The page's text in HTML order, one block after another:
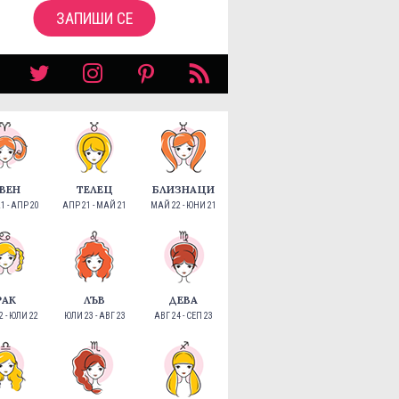
ЗАПИШИ СЕ
- АПР 20
ТЕЛЕЦ
АПР 21 - МАЙ 21
БЛИЗНАЦИ
МАЙ 22 - ЮНИ 21
- ЮЛИ 22
ЛЪВ
ЮЛИ 23 - АВГ 23
ДЕВА
АВГ 24 - СЕП 23